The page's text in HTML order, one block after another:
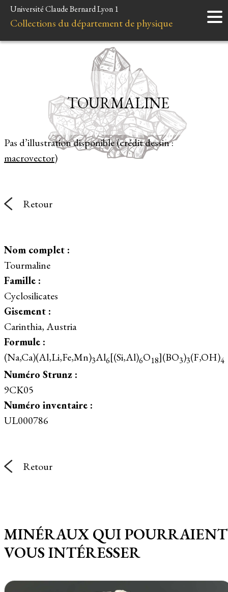
Accueil
Instruments
Liens et ressources
Université Claude Bernard Lyon 1
Collections du département de physique
Pas d’illustration disponible (crédit dessin :
macrovector)
TOURMALINE
Retour
Nom complet :
Tourmaline
Famille :
Cyclosilicates
Gisement :
Carinthia, Austria
Formule :
(Na,Ca)(Al,Li,Fe,Mn)3Al6[(Si,Al)6O18](BO3)3(F,OH)4
Numéro Strunz :
9CK05
Numéro inventaire :
UL000786
Retour
MINÉRAUX QUI POURRAIENT
VOUS INTÉRESSER